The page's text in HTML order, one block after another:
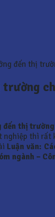
đến thị
trường
thị
thì
Luận văn:
ngành –